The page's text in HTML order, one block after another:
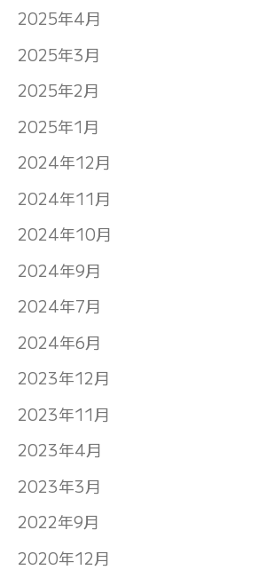
2025年4月
2025年3月
2025年2月
2025年1月
2024年12月
2024年11月
2024年10月
2024年9月
2024年7月
2024年6月
2023年12月
2023年11月
2023年4月
2023年3月
2022年9月
2020年12月